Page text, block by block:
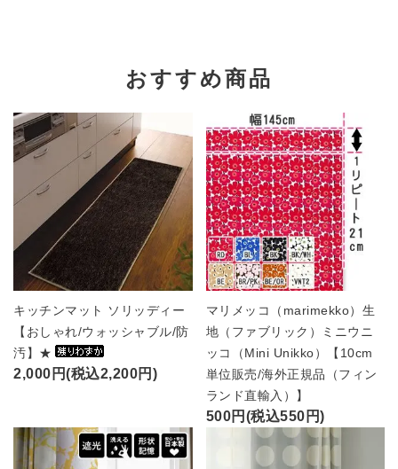
おすすめ商品
キッチンマット ソリッディー
【おしゃれ/ウォッシャブル/防
汚】★
2,000円(税込2,200円)
マリメッコ（marimekko）生
地（ファブリック）ミニウニ
ッコ（Mini Unikko）【10cm
単位販売/海外正規品（フィン
ランド直輸入）】
500円(税込550円)